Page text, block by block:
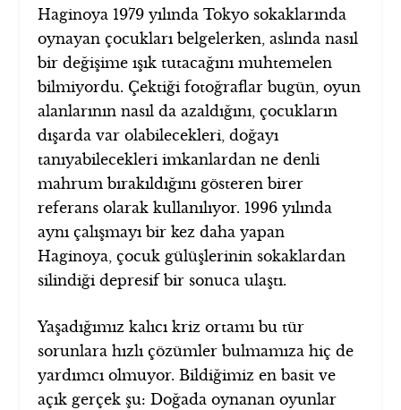
Haginoya 1979 yılında Tokyo sokaklarında
oynayan çocukları belgelerken, aslında nasıl
bir değişime ışık tutacağını muhtemelen
bilmiyordu. Çektiği fotoğraflar bugün, oyun
alanlarının nasıl da azaldığını, çocukların
dışarda var olabilecekleri, doğayı
tanıyabilecekleri imkanlardan ne denli
mahrum bırakıldığını gösteren birer
referans olarak kullanılıyor. 1996 yılında
aynı çalışmayı bir kez daha yapan
Haginoya, çocuk gülüşlerinin sokaklardan
silindiği depresif bir sonuca ulaştı.
Yaşadığımız kalıcı kriz ortamı bu tür
sorunlara hızlı çözümler bulmamıza hiç de
yardımcı olmuyor. Bildiğimiz en basit ve
açık gerçek şu: Doğada oynanan oyunlar